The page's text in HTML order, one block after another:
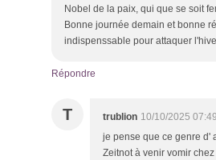
Nobel de la paix, qui que se soit
Bonne journée demain et bonne
indispenssable pour attaquer
Répondre
T trublion 10/10/2025 07:49
je pense que ce genre d'
Zeitnot à venir vomir